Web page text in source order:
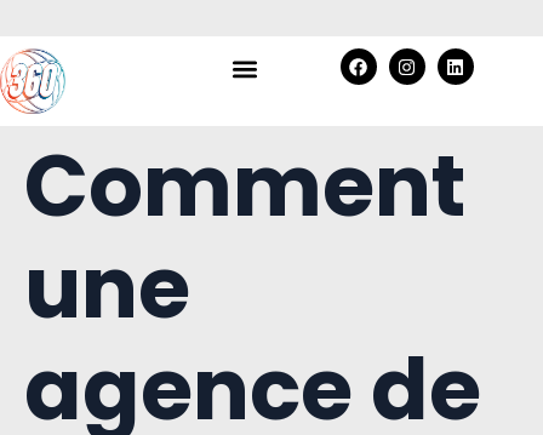
Comment
une
agence de